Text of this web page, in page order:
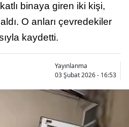
binaya giren iki kişi,
O anları çevredekiler
kaydetti.
Yayınlanma
03 Şubat 2026 - 16:53